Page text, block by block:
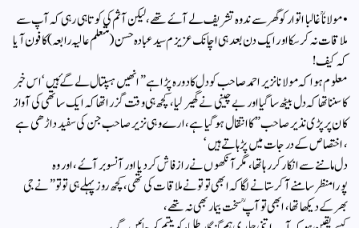
• مولانا ؒ غالبا اتوار کو گھر سے ندوہ تشریف لے آۓ تھے‌ ،لیکن آثم کی کوتاہی رہی کہ آپ سے
ملاقات نہ کرسکا اور ایک دن بعد ہی اچانک عزیزم سید عبادہ حسن (متعلم عالیہ رابعہ ) کا فون آیا
کہ کیف!
معلوم ہوا کہ مولانا نزیر احمد صاحب کو دل کا دورہ پڑا ہے” انھیں ہسپتال لے گۓ ہیں ‘ اس خبر
کا سننا تھا کہ دل بیٹھ سا گیا اور بے چینی نے گھیر لیا ، کچھ ہی وقت گزرا تھا کہ ایک ساتھی کی آواز
کان پر پڑی نذیر صاحب” کا انتقال ہوگیا ہے ، ارے وہی نزیر صاحب جن کی سفید داڑھی ہے
، اختصاص کے درجات میں پڑہاتے ہیں ‘
دل ماننے سے انکار کر رہا تھا، مگر آنکھوں نے راز فاش کردیا اور آنسو بر آۓ ، اور وہ
پورا منظر سامنے آکر ستانے لگا کہ ابھی تو تونے ملاقات کی تھی ، کچھ روز پہلے ہی تو تو”نے جی
بھر کے دیکھا تھا ، ابھی تو آپ ؒ سخت بیمار بھی نہ تھے ،